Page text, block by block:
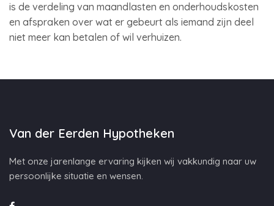
is de verdeling van maandlasten en onderhoudskosten
en afspraken over wat er gebeurt als iemand zijn deel
niet meer kan betalen of wil verhuizen.
Van der Eerden Hypotheken
Met onze jarenlange ervaring kijken wij vakkundig naar uw
persoonlijke situatie en wensen.